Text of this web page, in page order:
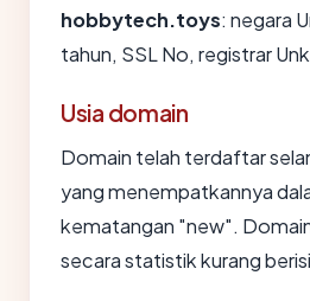
hobbytech.toys: negara
tahun, SSL No, registrar
Usia domain
Domain telah terdaftar
yang menempatkannya
kematangan "new".
secara statistik kurang